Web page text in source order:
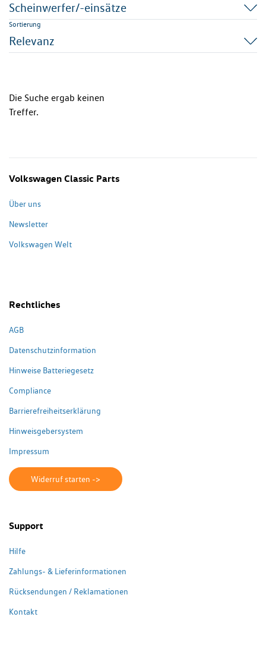
Scheinwerfer/-einsätze
Sortierung
Relevanz
Die Suche ergab keinen
Treffer.
Volkswagen Classic Parts
Über uns
Newsletter
Volkswagen Welt
Rechtliches
AGB
Datenschutzinformation
Hinweise Batteriegesetz
Compliance
Barrierefreiheitserklärung
Hinweisgebersystem
Impressum
Widerruf starten ->
Support
Hilfe
Zahlungs- & Lieferinformationen
Rücksendungen / Reklamationen
Kontakt